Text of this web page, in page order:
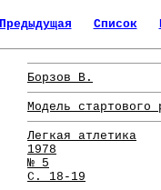
Список
Борзов В.
Модель стартового
Легкая атлетика
1978
№ 5
С. 18-19